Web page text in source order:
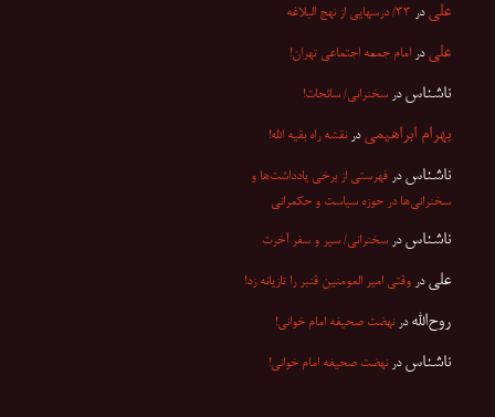
علی در ۳۳/ درسهایی از نهج البلاغه
علی در امام جمعه اجتماعی تهران!
ناشناس در سخنرانی/ سائحات!
بهرام ابراهیمی درنقشه راه بقیه الله!
ناشناس در فهرستی از برخی یادداشت‌ها و
سخنرانی‌ها در حوزه سیاست و حکمرانی
ناشناس در سخنرانی/ سیر و سفر آخرت
علی در وقتی امیر المومنین قنبر را تازیانه زد!
روح‌الله درنهضت صحیفه امام خوانی!
ناشناس درنهضت صحیفه امام خوانی!